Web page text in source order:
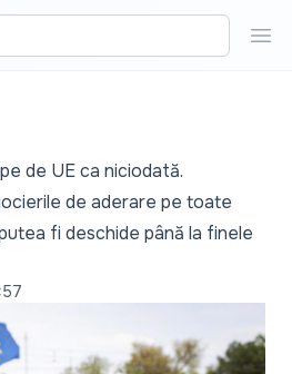
de UE ca niciodată.
de aderare pe toate
fi deschide până la finele